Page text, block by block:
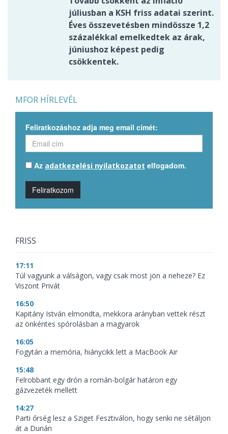
júliusban a KSH friss adatai szerint.
Éves összevetésben mindössze 1,2
százalékkal emelkedtek az árak,
júniushoz képest pedig
csökkentek.
MFOR HÍRLEVÉL
Feliratkozáshoz adja meg email címét:
Az adatkezelési nyilatkozatot elfogadom.
Feliratkozom
FRISS
17:11
Túl vagyunk a válságon, vagy csak most jön a neheze? Ez
Viszont Privát
16:50
Kapitány István elmondta, mekkora arányban vettek részt
az önkéntes spórolásban a magyarok
16:05
Fogytán a memória, hiánycikk lett a MacBook Air
15:48
Felrobbant egy drón a román-bolgár határon egy
gázvezeték mellett
14:27
Parti őrség lesz a Sziget Fesztiválon, hogy senki ne sétáljon
át a Dunán